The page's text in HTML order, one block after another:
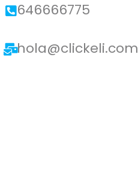
646666775
hola@clickeli.com